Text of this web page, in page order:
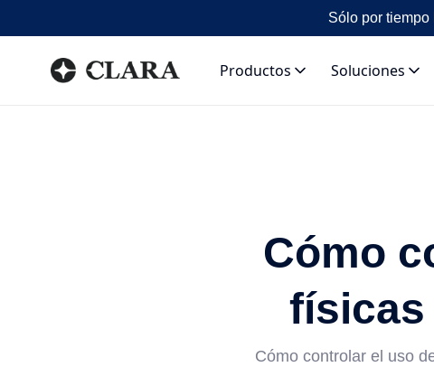
Sólo por tiempo
Productos Soluciones
Cómo
físicas
Cómo controlar el uso